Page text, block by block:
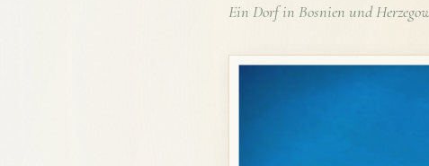
Ein Dorf in Bosnien und